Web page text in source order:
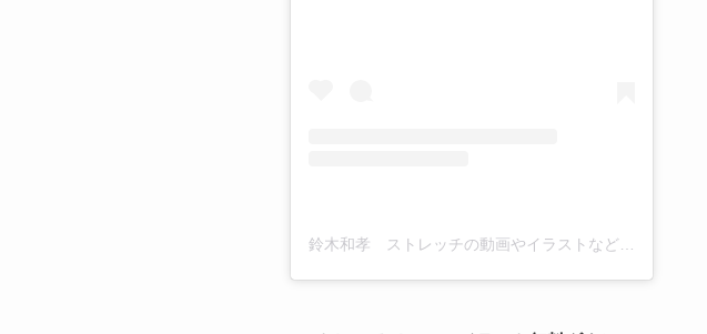
鈴木和孝 ストレッチの動画やイラストなど(@kazutaka_suzuki_stretch)がシェアした投稿